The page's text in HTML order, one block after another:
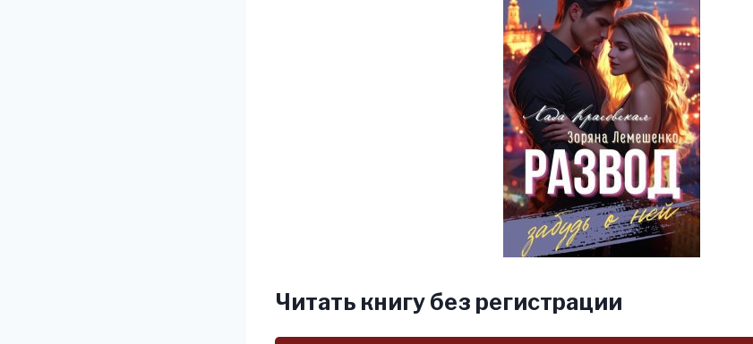
Читать книгу без регистрации